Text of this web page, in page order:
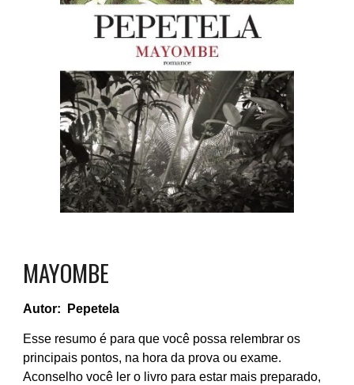
MAYOMBE
Autor: Pepetela
Esse resumo é para que você possa relembrar os
principais pontos, na hora da prova ou exame.
Aconselho você ler o livro para estar mais preparado,